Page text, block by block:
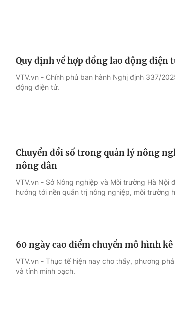
Quy định về hợp đồng lao động điện
VTV.vn - Chính phủ ban hành Nghị định 337/
động điện tử.
Chuyển đổi số trong quản lý nông
nông dân
VTV.vn - Sở Nông nghiệp và Môi trường Hà Nội
hướng tới nền quản trị nông nghiệp, môi trường
60 ngày cao điểm chuyển mô hình
VTV.vn - Thực tế hiện nay cho thấy, phương
và tính minh bạch.